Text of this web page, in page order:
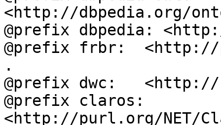
<http://dbpedia.org/
@prefix dbpedia:
@prefix frbr:  <http://
.
@prefix dwc:
@prefix claros:
<http://purl.org/NET/